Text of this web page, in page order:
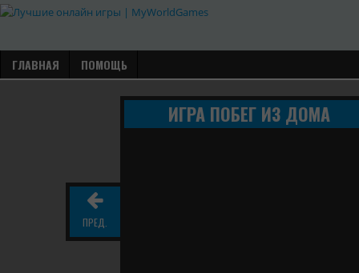
ГЛАВНАЯ ПОМОЩЬ
ИГРА ПОБЕГ ИЗ ДОМА
ПРЕД.